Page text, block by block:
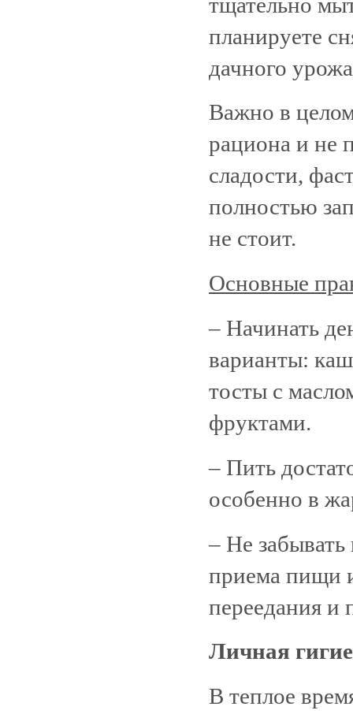
планируете
дачного
Важно в
рациона и не
сладости,
полностью
не стоит.
Основные
– Начинать
варианты:
тосты с
фруктами.
– Пить
особенно в
– Не
приема пищи
переедания и
Личная
В теплое